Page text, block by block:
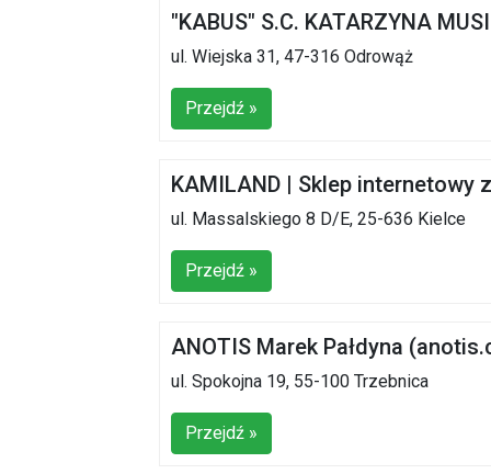
"KABUS" S.C. KATARZYNA
ul. Wiejska 31, 47-316 Odrowąż
Przejdź »
KAMILAND | Sklep internetowy
ul. Massalskiego 8 D/E, 25-636 Kielce
Przejdź »
ANOTIS Marek Pałdyna
ul. Spokojna 19, 55-100 Trzebnica
Przejdź »